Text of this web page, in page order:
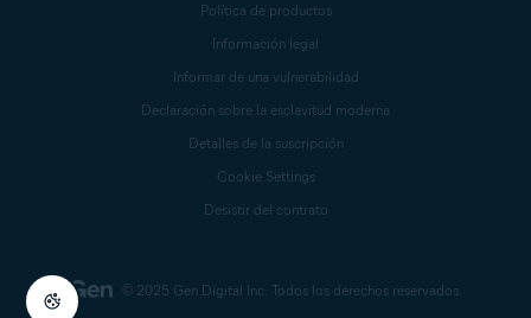
© 2025 Gen Digital Inc. Todos los derechos reservados.
Política de productos
Información legal
Informar de una vulnerabilidad
Declaración sobre la esclavitud moderna
Detalles de la suscripción
Cookie Settings
Desistir del contrato